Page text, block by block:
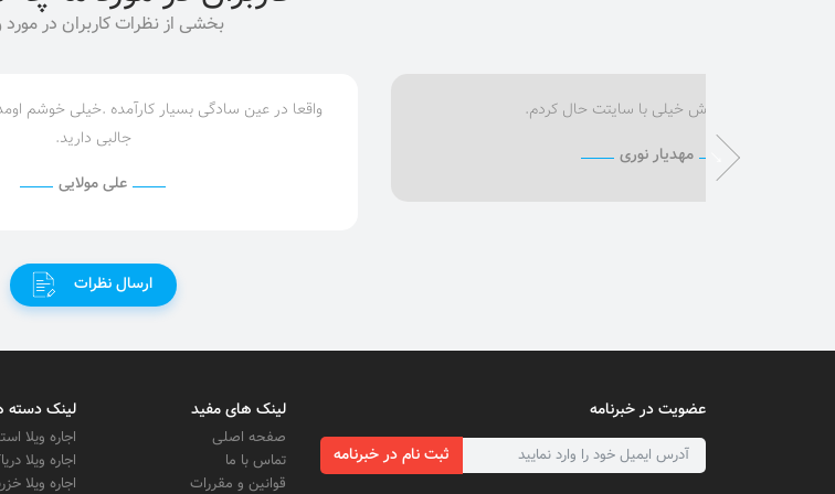
بخشی از نظرات کاربران در مورد
دمت گرم داداش خیلی با سایتت حال کردم.
مهدیار نوری
واقعا در عین سادگی بسیار کارآمده .خیلی خوشم
جالبی دارید.
علی مولایی
ارسال نظرات
عضویت در خبرنامه
ثبت نام در خبرنامه
لینک های مفید
صفحه اصلی
تماس با ما
قوانین و مقررات
لینک دسته
اجاره ویلا
اجاره ویلا
اجاره ویلا